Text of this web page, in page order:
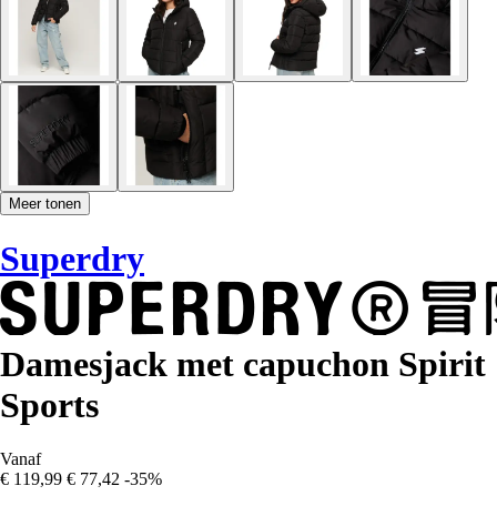
Meer tonen
Superdry
Damesjack met capuchon Spirit
Sports
Vanaf
€ 119,99 € 77,42 -35%